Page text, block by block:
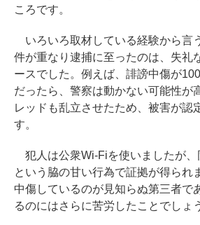
ころです。
いろいろ取材している経験から言
件が重なり逮捕に至ったのは、失礼
ースでした。例えば、誹謗中傷が
だったら、警察は動かない可能性が
レッドも乱立させたため、被害が認
す。
犯人は公衆Wi-Fiを使いましたが、
という脇の甘い行為で証拠が得られ
中傷しているのが見知らぬ第三者で
るのにはさらに苦労したことでしょ